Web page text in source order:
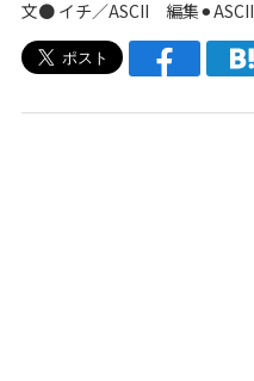
文● イチ／ASCII 編集⚫︎ASCII